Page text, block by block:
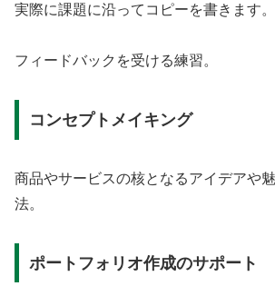
実際に課題に沿ってコピーを書きます。
フィードバックを受ける練習。
コンセプトメイキング
商品やサービスの核となるアイデアや
法。
ポートフォリオ作成のサポート